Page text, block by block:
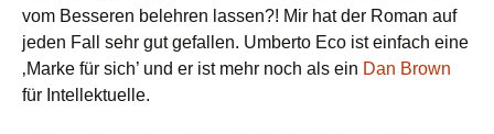
vom Besseren belehren lassen?! Mir hat der Roman auf
jeden Fall sehr gut gefallen. Umberto Eco ist einfach eine
‚Marke für sich’ und er ist mehr noch als ein Dan Brown
für Intellektuelle.